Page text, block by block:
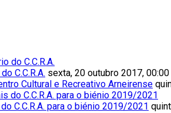
C.C.R.A. sexta, 20 outubro 2017, 00:00
Cultural e Recreativo Arneirense
C.C.R.A. para o biénio 2019/2021